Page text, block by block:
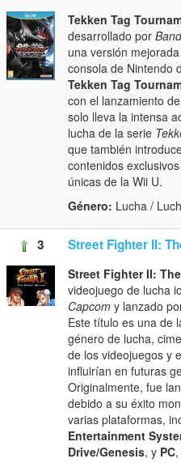
Tekken Tag
desarrollado por
una versión
consola de Nintendo
Tekken Tag
con el lanzamiento
solo lleva la intensa
lucha de la serie
que también
contenidos
únicas de la Wii U.
Género: Lucha /
3 Street Fighter II:
Street Fighter II:
videojuego de lucha
Capcom y lanzado
Este título es una de
género de lucha,
de los videojuegos y
influirían en futuras
Originalmente, fue
debido a su éxito
varias plataformas,
Entertainment
Drive/Genesis, y PC